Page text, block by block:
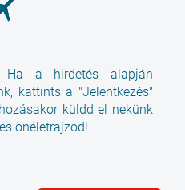
Ha a hirdetés alapján
kattints a "Jelentkezés"
küldd el nekünk
önéletrajzod!